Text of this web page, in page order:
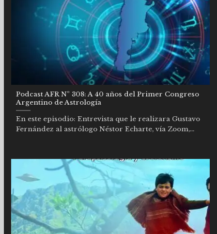
Podcast AFR Nº 308: A 40 años del Primer Congreso
Argentino de Astrología
En este episodio: Entrevista que le realizara Gustavo
Fernández al astrólogo Néstor Echarte, vía Zoom,...